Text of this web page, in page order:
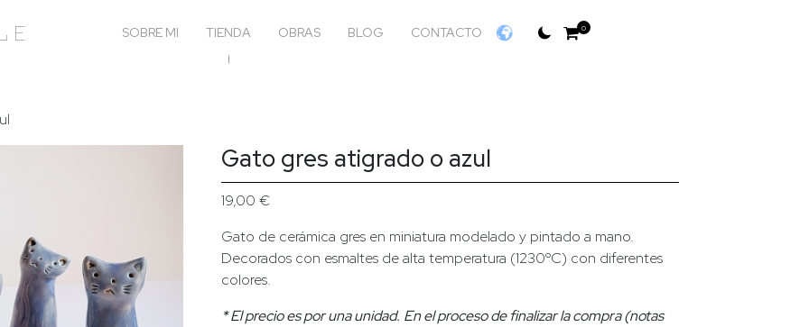
SOBRE MI TIENDA OBRAS BLOG CONTACTO 0
Gato gres atigrado o azul
19,00€
Gato de cerámica gres en miniatura modelado y pintado a mano.
Decorados con esmaltes de alta temperatura (1230ºC) con diferentes
colores.
* El precio es por una unidad. En el proceso de finalizar la compra (notas